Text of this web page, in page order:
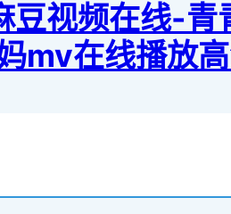
视频在线-青
mv在线播放